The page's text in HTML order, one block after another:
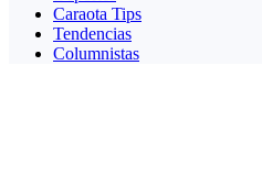
Caraota Tips
Tendencias
Columnistas